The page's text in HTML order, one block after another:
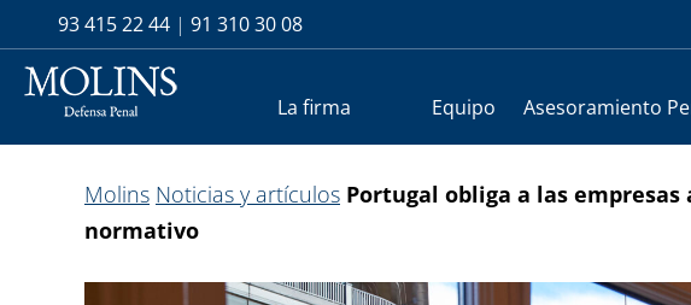
93 415 22 44 | 91 310 30 08
La firma Equipo Asesoramiento
Molins Noticias y artículos Portugal obliga a las
normativo